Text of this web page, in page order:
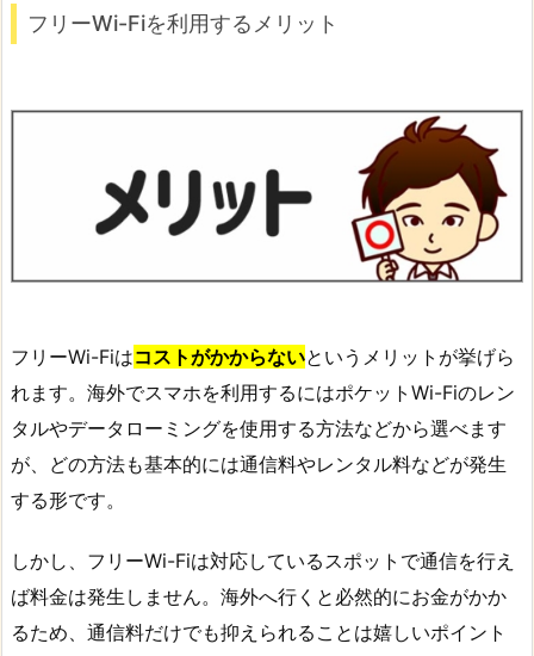
フリーWi-Fiを利用するメリット
フリーWi-Fiはコストがかからないというメリットが挙げら
れます。海外でスマホを利用するにはポケットWi-Fiのレン
タルやデータローミングを使用する方法などから選べます
が、どの方法も基本的には通信料やレンタル料などが発生
する形です。
しかし、フリーWi-Fiは対応しているスポットで通信を行え
ば料金は発生しません。海外へ行くと必然的にお金がかか
るため、通信料だけでも抑えられることは嬉しいポイント